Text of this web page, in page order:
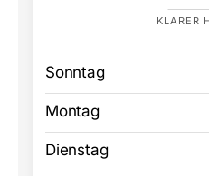
KLARER
Sonntag
Montag
Dienstag